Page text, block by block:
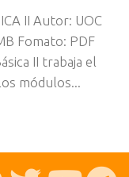
II Autor: UOC
Fomato: PDF
II trabaja el
módulos...